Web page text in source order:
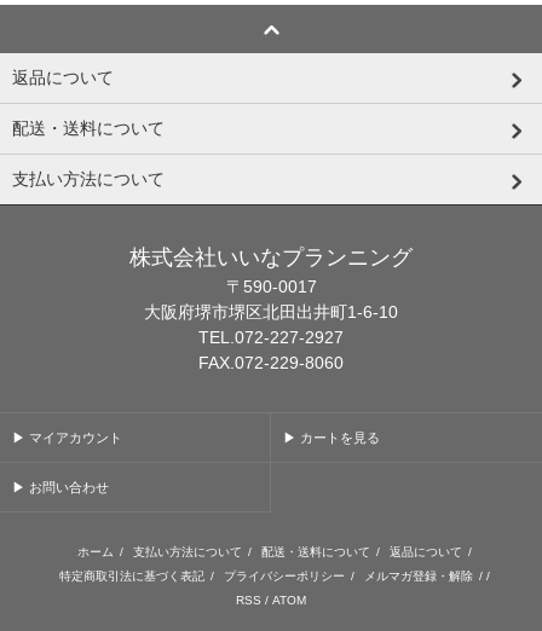
返品について
配送・送料について
支払い方法について
株式会社いいなプランニング
〒590-0017
大阪府堺市堺区北田出井町1-6-10
TEL.072-227-2927
FAX.072-229-8060
▶ マイアカウント ▶ カートを見る
▶ お問い合わせ
ホーム / 支払い方法について / 配送・送料について / 返品について /
特定商取引法に基づく表記 / プライバシーポリシー / メルマガ登録・解除 / /
RSS / ATOM